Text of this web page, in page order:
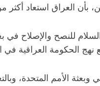
من مخيم الهول ولم تُسجل أي خروقات
للنصح والإصلاح
الحكومة العراقية في
وبعثة الأمم المتحدة،